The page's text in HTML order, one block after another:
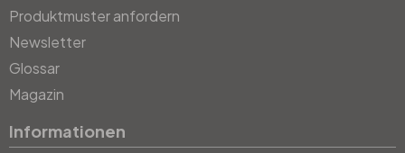
Produktmuster anfordern
Newsletter
Glossar
Magazin
Informationen